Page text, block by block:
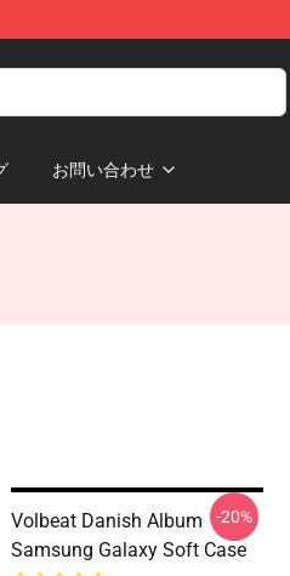
お問い合わせ
Volbeat Danish Album
Samsung Galaxy Soft Case
-20%